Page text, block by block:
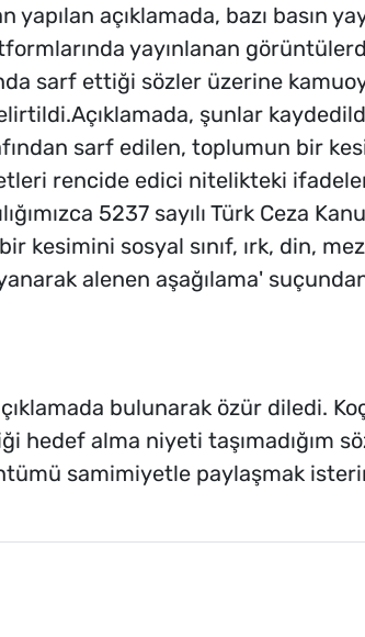
açıklamada, bazı basın
yayınlanan
sarf ettiği sözler üzerine
şunlar
sarf edilen, toplumun bir
rencide edici nitelikteki
5237 sayılı Türk Ceza
kesimini sosyal sınıf, ırk, din,
alenen aşağılama'
bulunarak özür diledi.
hedef alma niyeti taşımadığım
samimiyetle paylaşmak